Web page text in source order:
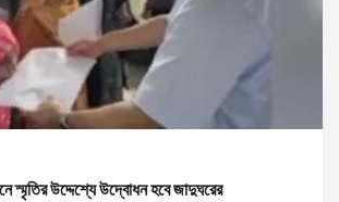
স্মৃতির উদ্দেশ্যে উদ্বোধন হবে জাদুঘরের